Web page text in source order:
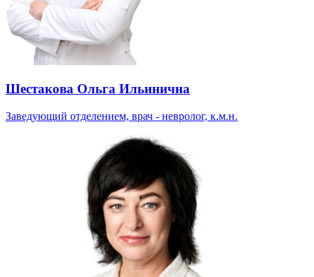
Шестакова Ольга Ильинична
Заведующий отделением, врач - невролог, к.м.н.